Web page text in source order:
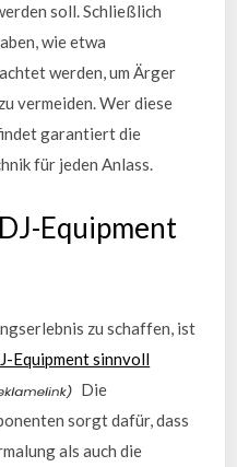
soll. Schließlich
wie etwa
werden, um Ärger
vermeiden. Wer diese
garantiert die
für jeden Anlass.
Equipment
zu schaffen, ist
Equipment sinnvoll
Die
sorgt dafür, dass
als auch die